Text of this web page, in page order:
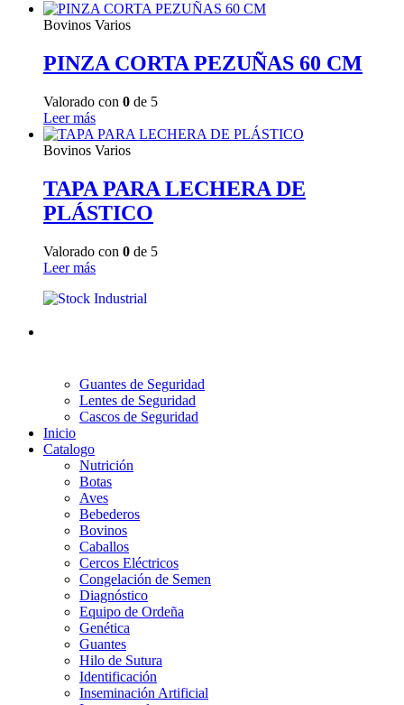
Bovinos Varios
PINZA CORTA PEZUÑAS 60 CM
Valorado con 0 de 5
Leer más
Bovinos Varios
TAPA PARA LECHERA DE
PLÁSTICO
Valorado con 0 de 5
Leer más
Guantes de Seguridad
Lentes de Seguridad
Cascos de Seguridad
Inicio
Catalogo
Nutrición
Botas
Aves
Bebederos
Bovinos
Caballos
Cercos Eléctricos
Congelación de Semen
Diagnóstico
Equipo de Ordeña
Genética
Guantes
Hilo de Sutura
Identificación
Inseminación Artificial